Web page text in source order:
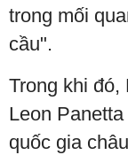
trong mối
cầu".
Trong khi
Leon
quốc gia